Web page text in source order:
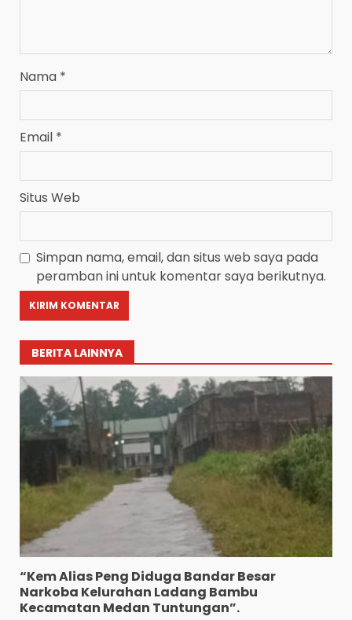
Nama *
Email *
Situs Web
Simpan nama, email, dan situs web saya pada
peramban ini untuk komentar saya berikutnya.
BERITA LAINNYA
“Kem Alias Peng Diduga Bandar Besar
Narkoba Kelurahan Ladang Bambu
Kecamatan Medan Tuntungan”.